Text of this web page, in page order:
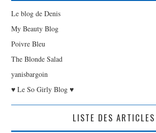
Le blog de Denis
My Beauty Blog
Poivre Bleu
The Blonde Salad
yanisbargoin
♥ Le So Girly Blog ♥
LISTE DES ARTICLES